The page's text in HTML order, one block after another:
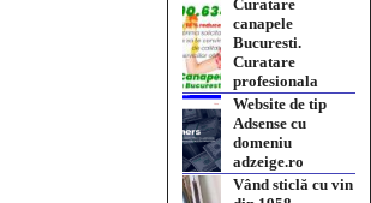
Adsense cu
domeniu
adzeige.ro
Vând sticlă cu vin
din 1958
Murfatlar
Chardonnay
Împrumut si
investitii